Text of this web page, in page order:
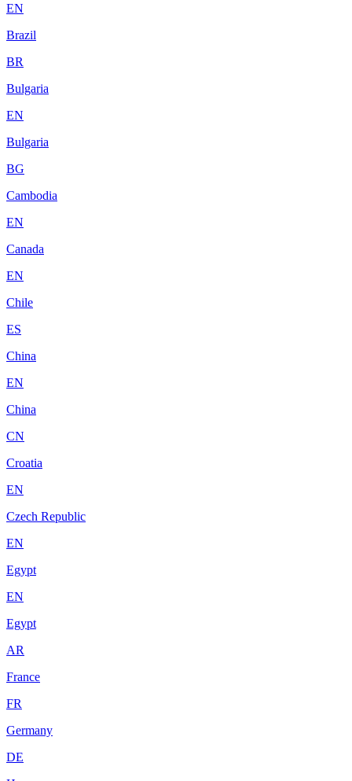
EN
Brazil
BR
Bulgaria
EN
Bulgaria
BG
Cambodia
EN
Canada
EN
Chile
ES
China
EN
China
CN
Croatia
EN
Czech Republic
EN
Egypt
EN
Egypt
AR
France
FR
Germany
DE